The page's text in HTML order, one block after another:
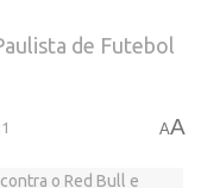
de Futebol
AA